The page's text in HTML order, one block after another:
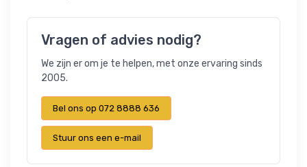
Vragen of advies nodig?
We zijn er om je te helpen, met onze ervaring sinds
2005.
Bel ons op 072 8888 636
Stuur ons een e-mail